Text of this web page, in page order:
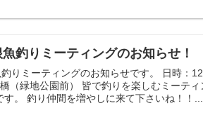
釣りミーティングのお知らせ！
りミーティングのお知らせです。 日時：
（緑地公園前） 皆で釣りを楽しむミーテ
す。 釣り仲間を増やしに来て下さいね！！...